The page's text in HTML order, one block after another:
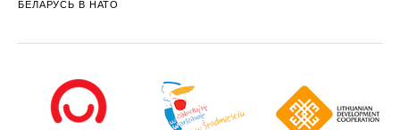
БЕЛАРУСЬ В НАТО